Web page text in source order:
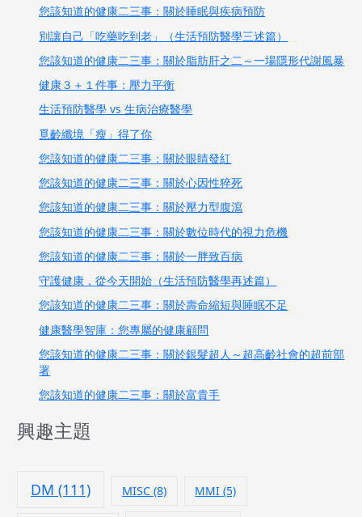
您該知道的健康二三事：關於睡眠與疾病預防
別讓自己「吃藥吃到老」（生活預防醫學三述篇）
您該知道的健康二三事：關於脂肪肝之二～一場隱形代謝風暴
健康３＋１件事：壓力平衡
生活預防醫學 vs 生病治療醫學
覓齡纖境「瘦」得了你
您該知道的健康二三事：關於眼睛發紅
您該知道的健康二三事：關於心因性猝死
您該知道的健康二三事：關於壓力型腹瀉
您該知道的健康二三事：關於數位時代的視力危機
您該知道的健康二三事：關於一胖致百病
守護健康，從今天開始（生活預防醫學再述篇）
您該知道的健康二三事：關於壽命縮短與睡眠不足
健康醫學智庫：您專屬的健康顧問
您該知道的健康二三事：關於銀髮超人～超高齡社會的超前部
署
您該知道的健康二三事：關於富貴手
興趣主題
DM (111) MISC(8) MMI (5)